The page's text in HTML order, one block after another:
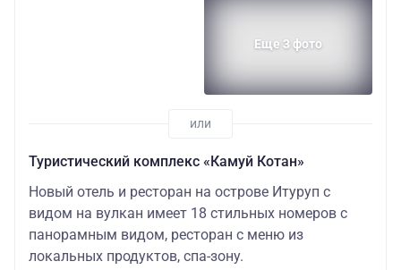
Еще 3 фото
Туристический комплекс «Камуй Котан»
Новый отель и ресторан на острове Итуруп с
видом на вулкан имеет 18 стильных номеров с
панорамным видом, ресторан с меню из
локальных продуктов, спа-зону.